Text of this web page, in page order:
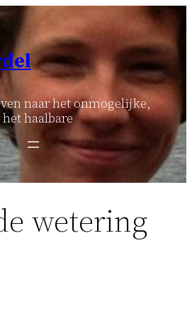
naar het onmogelijke,
haalbare
wetering